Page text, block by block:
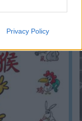
Privacy Policy